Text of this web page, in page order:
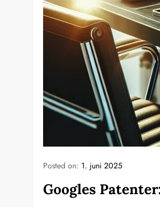
Posted on: 1. juni 2025
Googles